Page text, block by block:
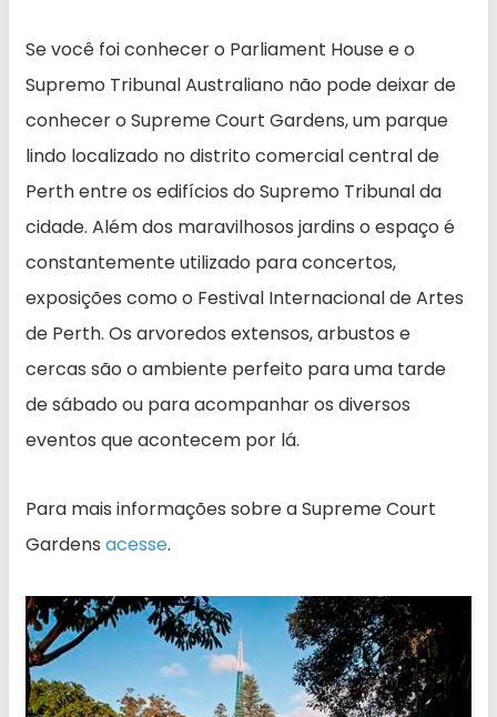
Se você foi conhecer o Parliament House e o
Supremo Tribunal Australiano não pode deixar de
conhecer o Supreme Court Gardens, um parque
lindo localizado no distrito comercial central de
Perth entre os edifícios do Supremo Tribunal da
cidade. Além dos maravilhosos jardins o espaço é
constantemente utilizado para concertos,
exposições como o Festival Internacional de Artes
de Perth. Os arvoredos extensos, arbustos e
cercas são o ambiente perfeito para uma tarde
de sábado ou para acompanhar os diversos
eventos que acontecem por lá.
Para mais informações sobre a Supreme Court
Gardens acesse.